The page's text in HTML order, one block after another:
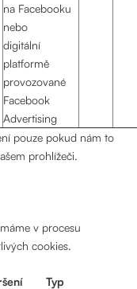
na Facebooku
nebo
digitální
platformě
provozované
Facebook
Advertising
pouze pokud nám to
prohlížeči.
v procesu
cookies.
Typ